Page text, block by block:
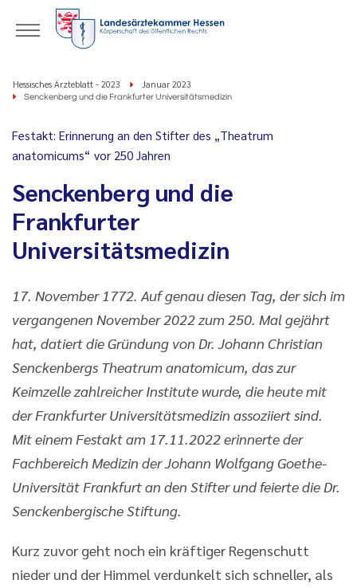
Hessisches Ärzteblatt - 2023 Januar 2023
Senckenberg und die Frankfurter Universitätsmedizin
Festakt: Erinnerung an den Stifter des „Theatrum
anatomicums“ vor 250 Jahren
Senckenberg und die
Frankfurter
Universitätsmedizin
17. November 1772. Auf genau diesen Tag, der sich im
vergangenen November 2022 zum 250. Mal gejährt
hat, datiert die Gründung von Dr. Johann Christian
Senckenbergs Theatrum anatomicum, das zur
Keimzelle zahlreicher Institute wurde, die heute mit
der Frankfurter Universitätsmedizin assoziiert sind.
Mit einem Festakt am 17.11.2022 erinnerte der
Fachbereich Medizin der Johann Wolfgang Goethe-
Universität Frankfurt an den Stifter und feierte die Dr.
Senckenbergische Stiftung.
Kurz zuvor geht noch ein kräftiger Regenschutt
nieder und der Himmel verdunkelt sich schneller, als